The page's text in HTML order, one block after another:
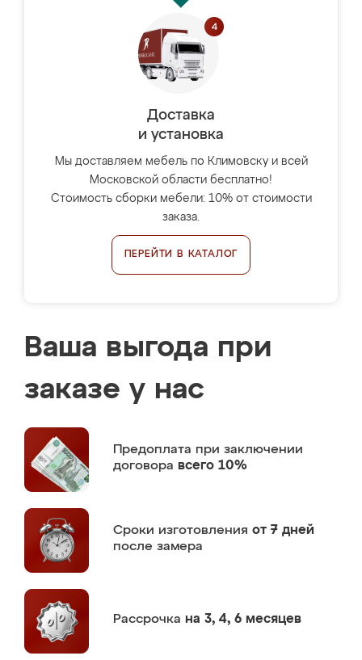
Доставка
и установка
Мы доставляем мебель по Климовску и всей
Московской области бесплатно!
Стоимость сборки мебели: 10% от стоимости
заказа.
ПЕРЕЙТИ В КАТАЛОГ
Ваша выгода при
заказе у нас
Предоплата при заключении
договора всего 10%
Сроки изготовления от 7 дней
после замера
Рассрочка на 3, 4, 6 месяцев